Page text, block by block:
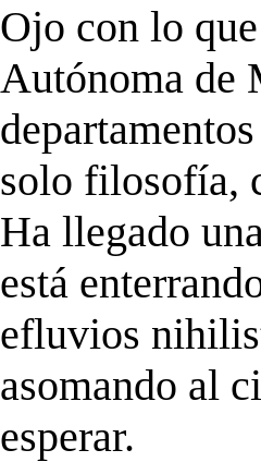
Ojo con lo
Autónoma de
solo filosofía,
Ha llegado
está
efluvios
asomando al
esperar.